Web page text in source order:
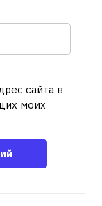
сайта в
моих